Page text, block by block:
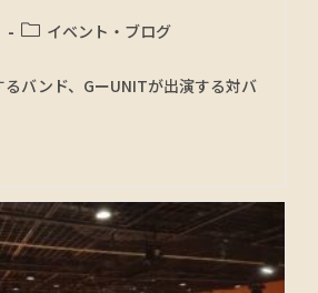
イベント・ブログ
バンド、GーUNITが出演する対バ